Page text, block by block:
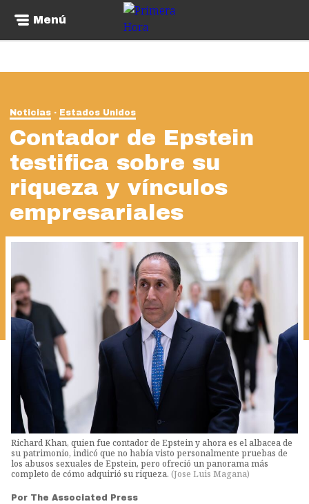
Menú
Noticias Estados Unidos
Contador de Epstein
testifica sobre su
riqueza y vínculos
empresariales
Richard Khan, quien fue contador de Epstein y ahora es el albacea de
su patrimonio, indicó que no había visto personalmente pruebas de
los abusos sexuales de Epstein, pero ofreció un panorama más
completo de cómo adquirió su riqueza. (Jose Luis Magana)
Por The Associated Press